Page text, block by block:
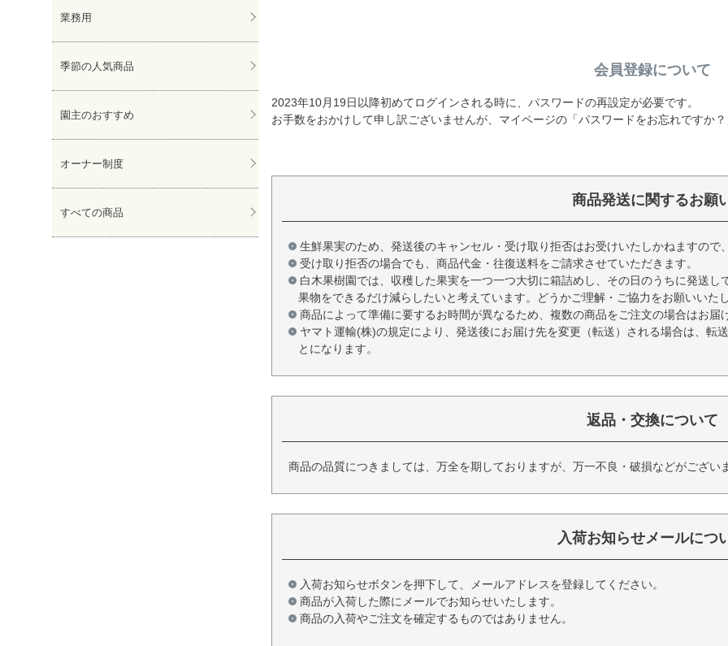
業務用
季節の人気商品
園主のおすすめ
オーナー制度
すべての商品
会員登録について
2023年10月19日以降初めてログインされる時に、パスワードの再設定が必要です。
お手数をおかけして申し訳ございませんが、マイページの「パスワードをお忘れですか
商品発送に関するお願
生鮮果実のため、発送後のキャンセル・受け取り拒否はお受けいたしかねますので
受け取り拒否の場合でも、商品代金・往復送料をご請求させていただきます。
白木果樹園では、収穫した果実を一つ一つ大切に箱詰めし、その日のうちに発送
果物をできるだけ減らしたいと考えています。どうかご理解・ご協力をお願いいた
商品によって準備に要するお時間が異なるため、複数の商品をご注文の場合はお届
ヤマト運輸(株)の規定により、発送後にお届け先を変更（転送）される場合は、転
とになります。
返品・交換について
商品の品質につきましては、万全を期しておりますが、万一不良・破損などがござ
入荷お知らせメールにつ
入荷お知らせボタンを押下して、メールアドレスを登録してください。
商品が入荷した際にメールでお知らせいたします。
商品の入荷やご注文を確定するものではありません。